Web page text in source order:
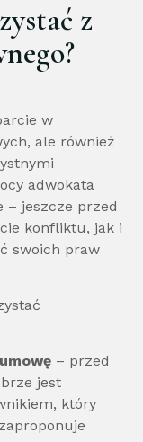
z
w
ale również
adwokata
– jeszcze przed
konfliktu, jak i
swoich praw
– przed
jest
który